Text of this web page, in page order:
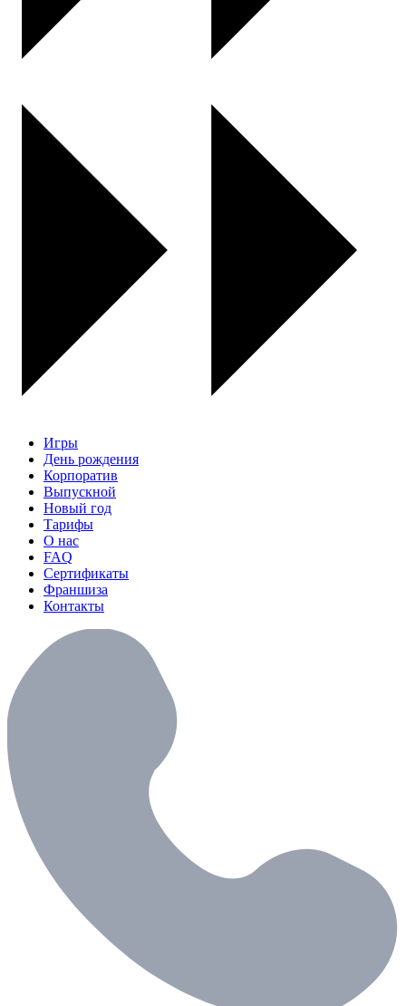
Игры
День рождения
Корпоратив
Выпускной
Новый год
Тарифы
О нас
FAQ
Сертификаты
Франшиза
Контакты